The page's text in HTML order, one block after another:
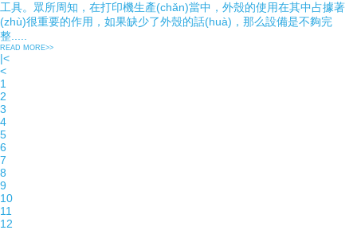
工具。眾所周知，在打印機生產(chǎn)當中，外殼的使用在其中占據著
(zhù)很重要的作用，如果缺少了外殼的話(huà)，那么設備是不夠完
整.....
READ MORE>>
|<
<
1
2
3
4
5
6
7
8
9
10
11
12